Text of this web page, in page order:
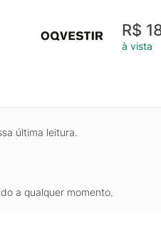
R$
à vista
última leitura.
a qualquer momento.